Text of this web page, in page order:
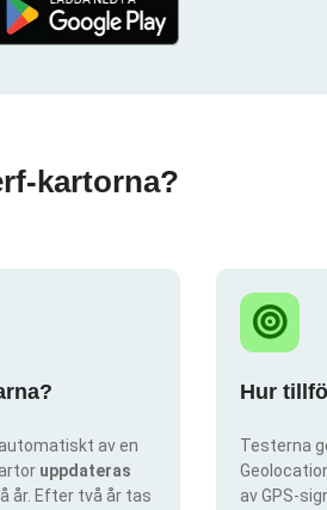
kartorna?
av en
uppdateras
år. Efter två år tas
Hur
Testerna
av GPS-